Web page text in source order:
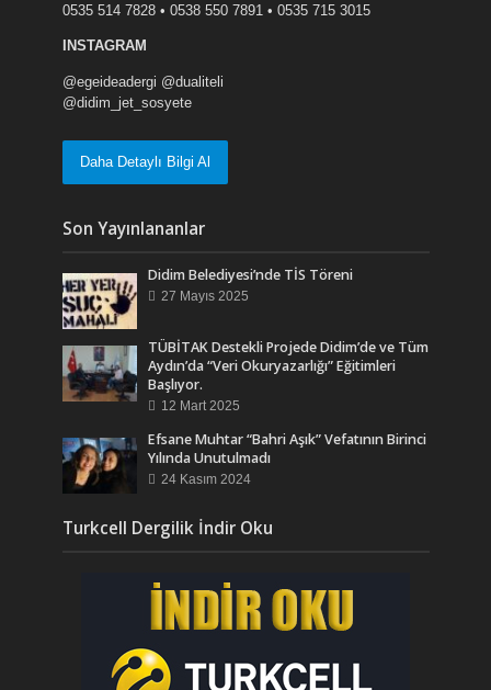
0535 514 7828 • 0538 550 7891 • 0535 715 3015
INSTAGRAM
@egeideadergi @dualiteli
@didim_jet_sosyete
Daha Detaylı Bilgi Al
Son Yayınlananlar
Didim Belediyesi’nde TİS Töreni
27 Mayıs 2025
TÜBİTAK Destekli Projede Didim’de ve Tüm
Aydın’da “Veri Okuryazarlığı” Eğitimleri
Başlıyor.
12 Mart 2025
Efsane Muhtar “Bahri Aşık” Vefatının Birinci
Yılında Unutulmadı
24 Kasım 2024
Turkcell Dergilik İndir Oku